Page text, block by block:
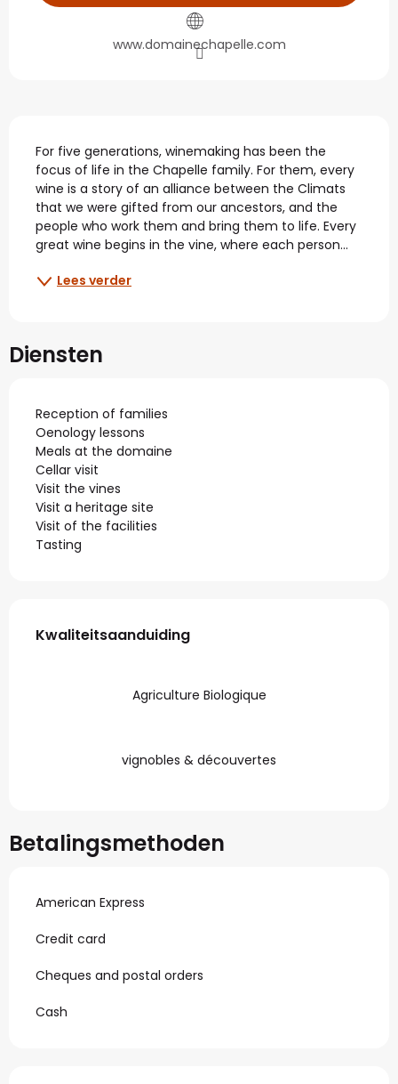
www.domainechapelle.com
Beschrijving
For five generations, winemaking has been the
focus of life in the Chapelle family. For them, every
wine is a story of an alliance between the Climats
that we were gifted from our ancestors, and the
people who work them and bring them to life. Every
great wine begins in the vine, where each person...
Lees verder
Diensten
Reception of families
Oenology lessons
Meals at the domaine
Cellar visit
Visit the vines
Visit a heritage site
Visit of the facilities
Tasting
Dienstverlening
Kwaliteitsaanduiding
Kwaliteitsaanduiding
Agriculture Biologique
vignobles & découvertes
Betalingsmethoden
American Express
Credit card
Cheques and postal orders
Cash